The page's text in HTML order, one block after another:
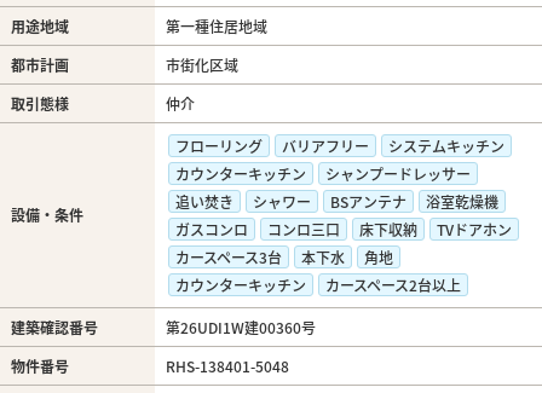
用途地域
第一種住居地域
都市計画
市街化区域
取引態様
仲介
設備・条件
フローリング バリアフリー
システムキッチン
カウンターキッチン
シャンプードレッサー
追い焚き
シャワー BSアンテナ
浴室乾燥機
ガスコンロ
コンロ三口 床下収納
TVドアホン
カースペース3台
本下水
角地
カウンターキッチン
カースペース2台以上
建築確認番号
第26UDI1W建00360号
物件番号
RHS-138401-5048